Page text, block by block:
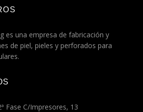
es una empresa de fabricación y
de piel, pieles y perforados para
Fase C/Impresores, 13